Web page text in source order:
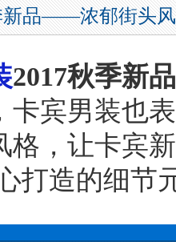
新品——浓郁街头风
2017秋季新品
卡宾男装也
格，让卡宾
打造的细节